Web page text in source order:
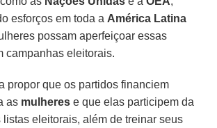
esforços em toda a América Latina
possam aperfeiçoar essas
campanhas eleitorais.
propor que os partidos financiem
as mulheres e que elas participem da
listas eleitorais, além de treinar seus